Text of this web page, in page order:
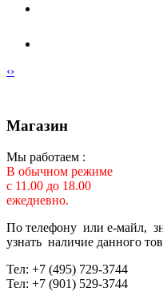
‹›
Магазин
Мы работаем :
В обычном режиме
с 11.00 до 18.00
ежедневно.
По телефону или е-майл,
узнать наличие данного
Тел: +7 (495) 729-3744
Тел: +7 (901) 529-3744